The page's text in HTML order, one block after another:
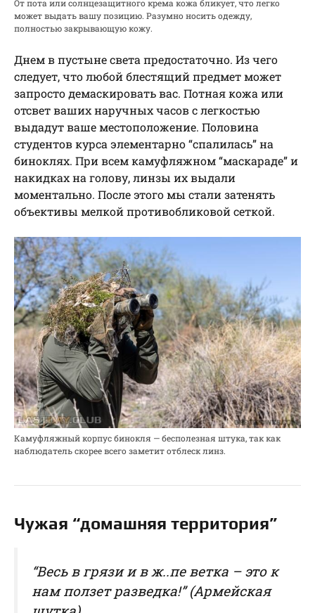
От пота или солнцезащитного крема кожа бликует, что легко
может выдать вашу позицию. Разумно носить одежду,
полностью закрывающую кожу.
Днем в пустыне света предостаточно. Из чего
следует, что любой блестящий предмет может
запросто демаскировать вас. Потная кожа или
отсвет ваших наручных часов с легкостью
выдадут ваше местоположение. Половина
студентов курса элементарно “спалилась” на
биноклях. При всем камуфляжном “маскараде” и
накидках на голову, линзы их выдали
моментально. После этого мы стали затенять
объективы мелкой противобликовой сеткой.
Камуфляжный корпус бинокля — бесполезная штука, так как
наблюдатель скорее всего заметит отблеск линз.
Чужая “домашняя территория”
“Весь в грязи и в ж..пе ветка – это к
нам ползет разведка!” (Армейская